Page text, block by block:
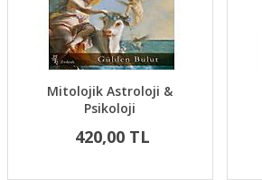
Mitolojik Astroloji &
Psikoloji
420,00 TL